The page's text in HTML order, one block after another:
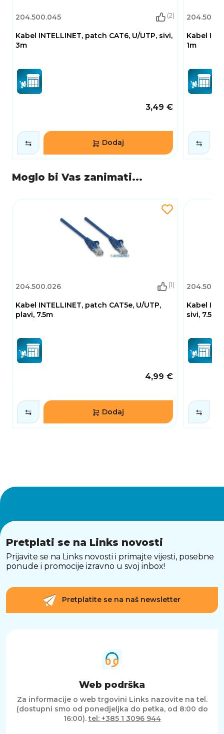
204.500.045 (2)
Kabel INTELLINET, patch CAT6, U/UTP, sivi,
3m
3,49 €
Dodaj
Kabel
1m
Moglo bi Vas zanimati...
204.500.026 (1)
Kabel INTELLINET, patch CAT5e, U/UTP,
plavi, 7.5m
4,99 €
Dodaj
Kabel
sivi, 7.5m
Pretplati se na Links novosti
Prijavite se na Links novosti i primajte vijesti, posebne
ponude i promocije izravno u svoj inbox!
Pretplatite se na naš newsletter
Web podrška
Za informacije o web trgovini Links nazovite na tel.
(dostupni smo od ponedjeljka do petka, od 8:00 do
16:00).tel: +385 1 3096 944